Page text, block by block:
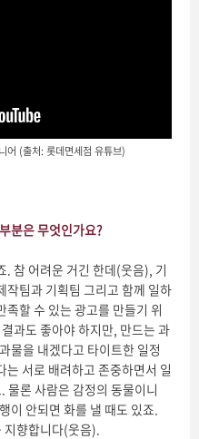
(출처: 롯데면세점 유튜브)
분은 무엇인가요?
. 참 어려운 거긴 한데(웃음), 기
작팀과 기획팀 그리고 함께 일하
할 수 있는 광고를 만들기 위
과도 좋아야 하지만, 만드는 과
물을 내겠다고 타이트한 일정
서로 배려하고 존중하면서 일
물론 사람은 감정의 동물이니
이 안되면 화를 낼 때도 있죠.
향합니다(웃음).